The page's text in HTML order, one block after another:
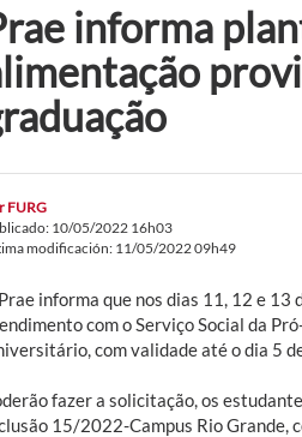
informa
FURG
10/05/2022 16h03
modificación: 11/05/2022 09h49
informa que nos dias 11, 12 e 13
com o Serviço Social da
com validade até o dia 5
fazer a solicitação, os
15/2022-Campus Rio Grande,